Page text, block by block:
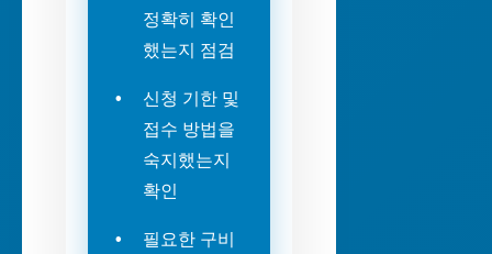
정확히 확인
했는지 점검
신청 기한 및
접수 방법을
숙지했는지
확인
필요한 구비